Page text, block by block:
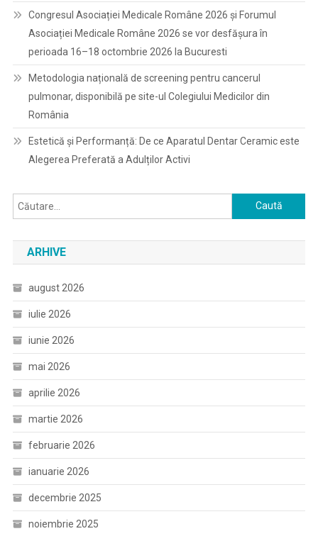
Congresul Asociației Medicale Române 2026 și Forumul
Asociației Medicale Române 2026 se vor desfășura în
perioada 16–18 octombrie 2026 la Bucuresti
Metodologia națională de screening pentru cancerul
pulmonar, disponibilă pe site-ul Colegiului Medicilor din
România
Estetică și Performanță: De ce Aparatul Dentar Ceramic este
Alegerea Preferată a Adulților Activi
Caută
după:
ARHIVE
august 2026
iulie 2026
iunie 2026
mai 2026
aprilie 2026
martie 2026
februarie 2026
ianuarie 2026
decembrie 2025
noiembrie 2025